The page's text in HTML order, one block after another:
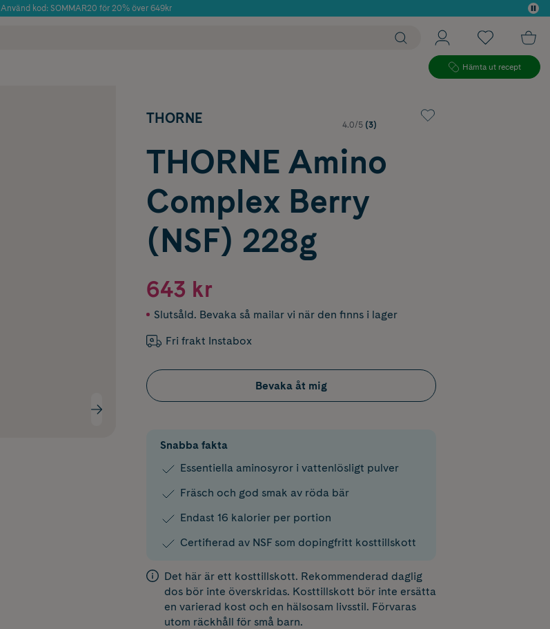
Använd kod: SOMMAR20 för 20% över 649kr
Hämta ut recept
THORNE 4.0/5 (3)
THORNE Amino
Complex Berry
(NSF) 228g
643 kr
Slutsåld. Bevaka så mailar vi när den finns i lager
Fri frakt Instabox
Bevaka åt mig
Snabba fakta
Essentiella aminosyror i vattenlösligt pulver
Fräsch och god smak av röda bär
Endast 16 kalorier per portion
Certifierad av NSF som dopingfritt kosttillskott
Det här är ett kosttillskott. Rekommenderad daglig
dos bör inte överskridas. Kosttillskott bör inte ersätta
en varierad kost och en hälsosam livsstil. Förvaras
utom räckhåll för små barn.